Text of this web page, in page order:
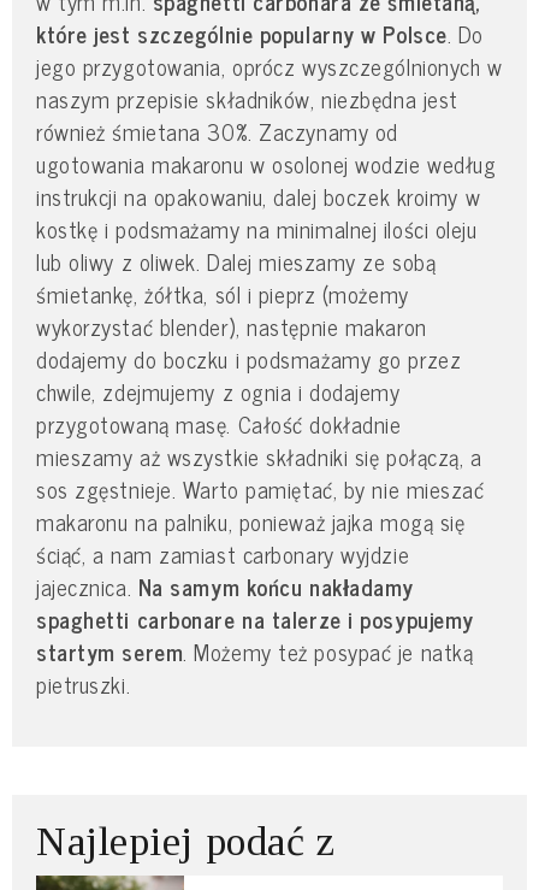
które jest szczególnie popularny w Polsce. Do
jego przygotowania, oprócz wyszczególnionych w
naszym przepisie składników, niezbędna jest
również śmietana 30%. Zaczynamy od
ugotowania makaronu w osolonej wodzie według
instrukcji na opakowaniu, dalej boczek kroimy w
kostkę i podsmażamy na minimalnej ilości oleju
lub oliwy z oliwek. Dalej mieszamy ze sobą
śmietankę, żółtka, sól i pieprz (możemy
wykorzystać blender), następnie makaron
dodajemy do boczku i podsmażamy go przez
chwile, zdejmujemy z ognia i dodajemy
przygotowaną masę. Całość dokładnie
mieszamy aż wszystkie składniki się połączą, a
sos zgęstnieje. Warto pamiętać, by nie mieszać
makaronu na palniku, ponieważ jajka mogą się
ściąć, a nam zamiast carbonary wyjdzie
jajecznica. Na samym końcu nakładamy
spaghetti carbonare na talerze i posypujemy
startym serem. Możemy też posypać je natką
pietruszki.
Najlepiej podać z